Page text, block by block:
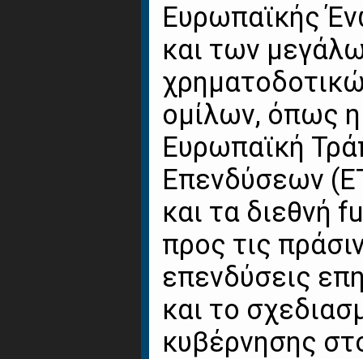
Ευρωπαϊκής
και των
ομίλων, όπως η
Ευρωπαϊκή
Επενδύσεων
και τα διεθνή
προς τις
επενδύσεις
και το
κυβέρνησης